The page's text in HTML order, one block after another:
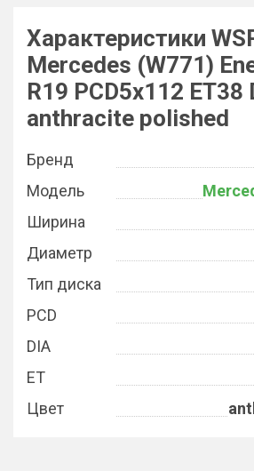
Характеристики
Mercedes (W771)
R19 PCD5x112 ET38
anthracite polished
Бренд
Модель
Ширина
Диаметр
Тип диска
PCD
DIA
ET
Цвет